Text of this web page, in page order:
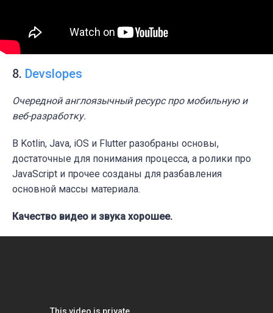
8. Devslopes
Очередной англоязычный ресурс про мобильную и
веб-разработку.
В Kotlin, Java, iOS и Flutter разобраны основы,
достаточные для понимания процесса, а ролики про
JavaScript и прочее созданы для разбавления
основной массы материала.
Качество видео и звука хорошее.